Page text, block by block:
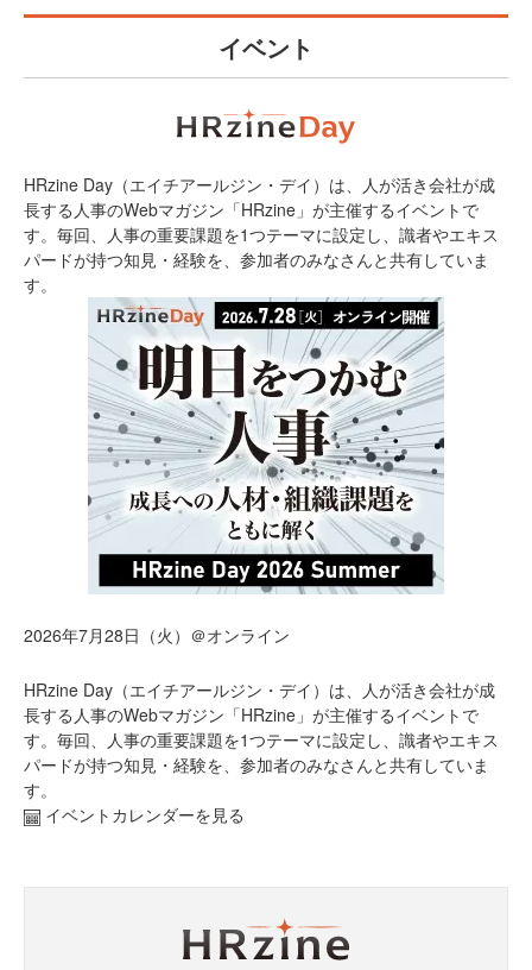
イベント
HRzine Day（エイチアールジン・デイ）は、人が活き会社が成
長する人事のWebマガジン「HRzine」が主催するイベントで
す。毎回、人事の重要課題を1つテーマに設定し、識者やエキス
パードが持つ知見・経験を、参加者のみなさんと共有していま
す。
2026年7月28日（火）＠オンライン
HRzine Day（エイチアールジン・デイ）は、人が活き会社が成
長する人事のWebマガジン「HRzine」が主催するイベントで
す。毎回、人事の重要課題を1つテーマに設定し、識者やエキス
パードが持つ知見・経験を、参加者のみなさんと共有していま
す。
イベントカレンダーを見る